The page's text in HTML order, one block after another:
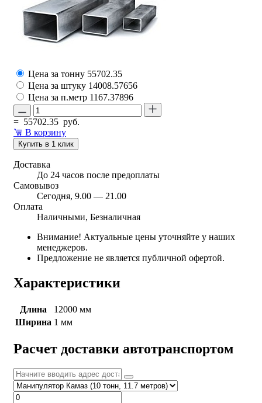
Цена за тонну 55702.35
Цена за штуку 14008.57656
Цена за п.метр 1167.37896
= 55702.35 руб.
В корзину
Купить в 1 клик
Доставка
До 24 часов после предоплаты
Самовывоз
Сегодня, 9.00 — 21.00
Оплата
Наличными, Безналичная
Внимание! Актуальные цены уточняйте у наших
менеджеров.
Предложение не является публичной офертой.
Характеристики
Длина
12000 мм
Ширина 1 мм
Расчет доставки автотранспортом